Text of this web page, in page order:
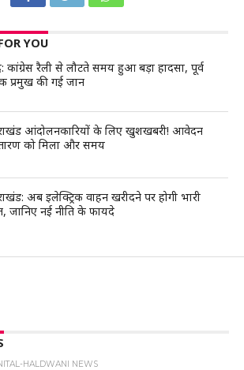
YOU
कांग्रेस रैली से लौटते समय हुआ बड़ा हादसा, पूर्व
प्रमुख की गई जान
आंदोलनकारियों के लिए खुशखबरी! आवेदन
को मिला और समय
अब इलेक्ट्रिक वाहन खरीदने पर होगी भारी
जानिए नई नीति के फायदे
HALDWANI NEWS